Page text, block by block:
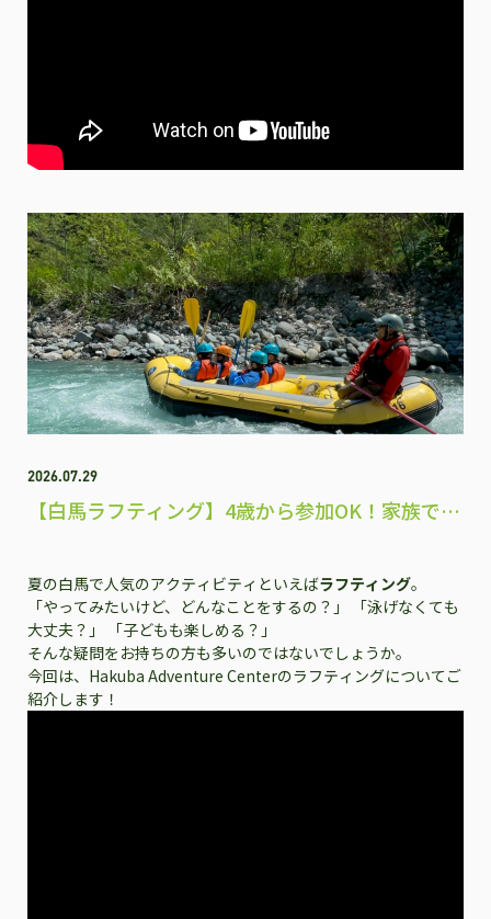
2026.07.29
【白馬ラフティング】4歳から参加OK！家族で楽
夏の白馬で人気のアクティビティといえばラフティング。
「やってみたいけど、どんなことをするの？」 「泳げなくても
大丈夫？」 「子どもも楽しめる？」
そんな疑問をお持ちの方も多いのではないでしょうか。
今回は、Hakuba Adventure Centerのラフティングについてご
紹介します！